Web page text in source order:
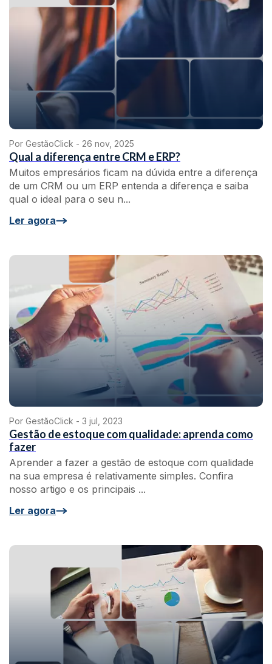
Por GestãoClick - 26 nov, 2025
Qual a diferença entre CRM e ERP?
Muitos empresários ficam na dúvida entre a diferença
de um CRM ou um ERP entenda a diferença e saiba
qual o ideal para o seu n...
Ler agora
Por GestãoClick - 3 jul, 2023
Gestão de estoque com qualidade: aprenda como
fazer
Aprender a fazer a gestão de estoque com qualidade
na sua empresa é relativamente simples. Confira
nosso artigo e os principais ...
Ler agora